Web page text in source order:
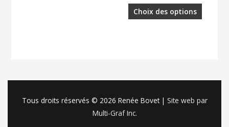
Choix des options
Tous droits réservés © 2026 Renée Bovet| Site web par
Multi-Graf Inc.